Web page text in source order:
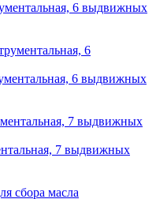
6 выдвижных
6 выдвижных
7 выдвижных